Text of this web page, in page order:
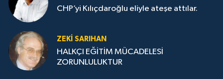
CHP’yi Kılıçdaroğlu eliyle ateşe attılar.
ZEKI SARIHAN
HALKÇI EĞİTİM MÜCADELESİ
ZORUNLULUKTUR